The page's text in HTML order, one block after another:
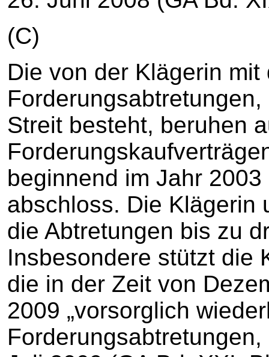
(C)
Die von der Klägerin
Streit besteht, beruhen
beginnend im Jahr
abschloss. Die Klägerin
die Abtretungen bis zu
Insbesondere stützt die
die in der Zeit von
2009 „vorsorglich